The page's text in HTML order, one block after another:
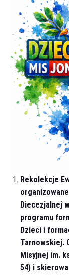
Rekolekcje
Diecezjalnej
programu
Dzieci i
Tarnowskiej.
Misyjnej im.
54) i